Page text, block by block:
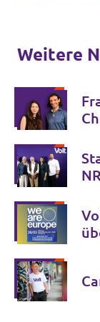
Weitere